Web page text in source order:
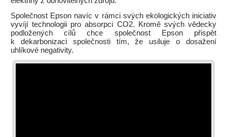
Společnost Epson navíc v rámci svých ekologických iniciativ
vyvíjí technologii pro absorpci CO2. Kromě svých vědecky
podložených cílů chce společnost Epson přispět
k dekarbonizaci společnosti tím, že usiluje o dosažení
uhlíkové negativity.